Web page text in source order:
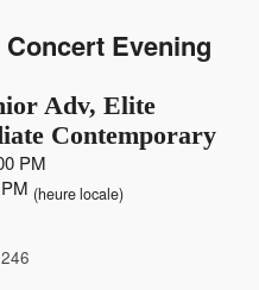
Evening
Adv, Elite
Contemporary
PM
(heure locale)